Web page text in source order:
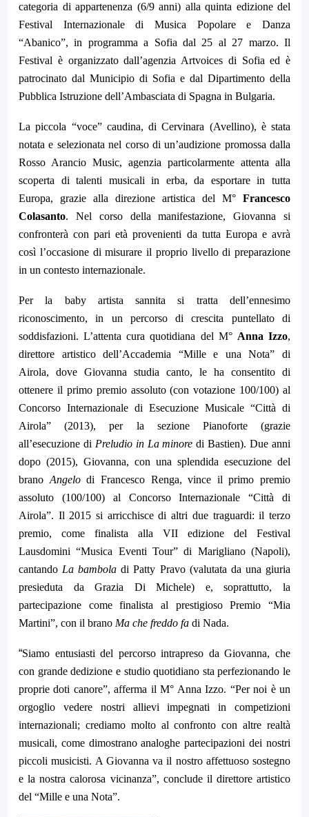
categoria di appartenenza (6/9 anni) alla quinta edizione del
Festival Internazionale di Musica Popolare e Danza
“Abanico”, in programma a Sofia dal 25 al 27 marzo. Il
Festival è organizzato dall’agenzia Artvoices di Sofia ed è
patrocinato dal Municipio di Sofia e dal Dipartimento della
Pubblica Istruzione dell’Ambasciata di Spagna in Bulgaria.
La piccola “voce” caudina, di Cervinara (Avellino), è stata
notata e selezionata nel corso di un’audizione promossa dalla
Rosso Arancio Music, agenzia particolarmente attenta alla
scoperta di talenti musicali in erba, da esportare in tutta
Europa, grazie alla direzione artistica del M° Francesco
Colasanto. Nel corso della manifestazione, Giovanna si
confronterà con pari età provenienti da tutta Europa e avrà
così l’occasione di misurare il proprio livello di preparazione
in un contesto internazionale.
Per la baby artista sannita si tratta dell’ennesimo
riconoscimento, in un percorso di crescita puntellato di
soddisfazioni. L’attenta cura quotidiana del M° Anna Izzo,
direttore artistico dell’Accademia “Mille e una Nota” di
Airola, dove Giovanna studia canto, le ha consentito di
ottenere il primo premio assoluto (con votazione 100/100) al
Concorso Internazionale di Esecuzione Musicale “Città di
Airola” (2013), per la sezione Pianoforte (grazie
all’esecuzione di Preludio in La minore di Bastien). Due anni
dopo (2015), Giovanna, con una splendida esecuzione del
brano Angelodi Francesco Renga, vince il primo premio
assoluto (100/100) al Concorso Internazionale “Città di
Airola”. Il 2015 si arricchisce di altri due traguardi: il terzo
premio, come finalista alla VII edizione del Festival
Lausdomini “Musica Eventi Tour” di Marigliano (Napoli),
cantando La bambola di Patty Pravo (valutata da una giuria
presieduta da Grazia Di Michele) e, soprattutto, la
partecipazione come finalista al prestigioso Premio “Mia
Martini”, con il brano Ma che freddo fa di Nada.
“Siamo entusiasti del percorso intrapreso da Giovanna, che
con grande dedizione e studio quotidiano sta perfezionando le
proprie doti canore”, afferma il M° Anna Izzo. “Per noi è un
orgoglio vedere nostri allievi impegnati in competizioni
internazionali; crediamo molto al confronto con altre realtà
musicali, come dimostrano analoghe partecipazioni dei nostri
piccoli musicisti. A Giovanna va il nostro affettuoso sostegno
e la nostra calorosa vicinanza”, conclude il direttore artistico
del “Mille e una Nota”.